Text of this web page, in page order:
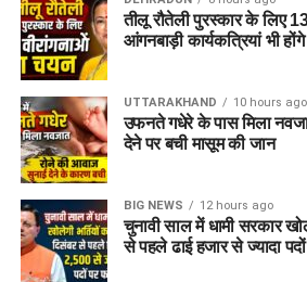
पद का नाम निर्धारित
जूनियर साइंटिफिक असिस्टेंट
(अधिकतर पद)
टेक्निकल असिस्टेंट (हिंदी)
अधिकतम
असिस्टेंट आर्किविस्ट (ग्रेड-I)
आईटी असिस्टेंट (ग्रेड-A)
अधिकतम
फिटर (ग्रेड-II)
20 से 32
लिफ्ट ऑपरेटर
तीलू रौतेली पुरस्कार के लिए
आंगनबाड़ी कार्यकत्रियां भी
UTTARAKHAND 10 hours ago
उफनते गधेरे के पास मिला
देने पर बची मासूम की जान
BIG NEWS 12 hours ago
चुनावी साल में धामी सरकार
से पहले ढाई हजार से ज्यादा